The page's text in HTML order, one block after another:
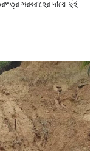
সরবরাহের দায়ে দুই